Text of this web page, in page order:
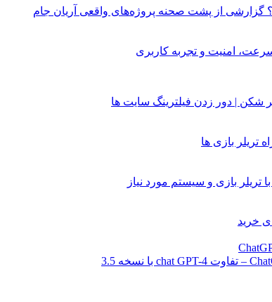
گزارشی از پشت صحنه پروژه‌های واقعی آریان جام
شکن | دور زدن فیلترینگ سایت ها